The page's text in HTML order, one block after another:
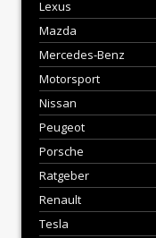
Lexus
Mazda
Mercedes-Benz
Motorsport
Nissan
Peugeot
Porsche
Ratgeber
Renault
Tesla